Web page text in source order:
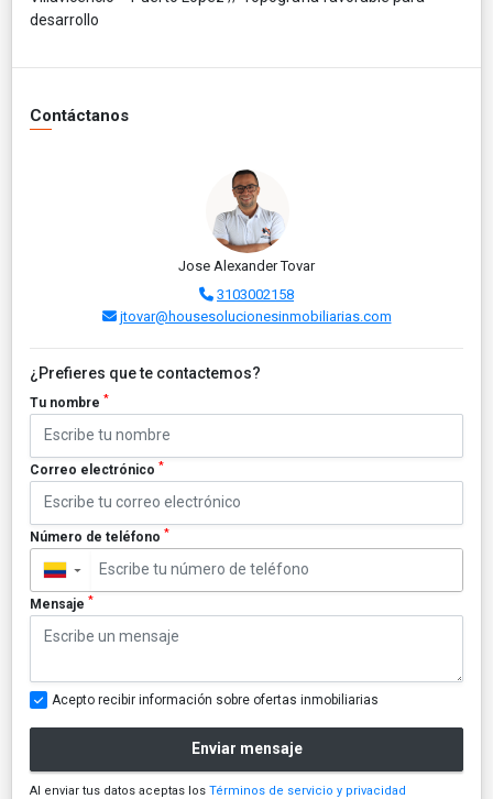
desarrollo
Contáctanos
Jose Alexander Tovar
3103002158
jtovar@housesolucionesinmobiliarias.com
¿Prefieres que te contactemos?
Tu nombre *
Correo electrónico *
Número de teléfono *
▼
Mensaje *
Acepto recibir información sobre ofertas inmobiliarias
Enviar mensaje
Al enviar tus datos aceptas los Términos de servicio y privacidad